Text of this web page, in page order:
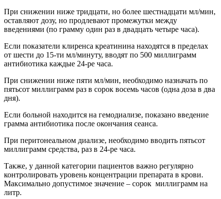
При снижении ниже тридцати, но более шестнадцати мл/мин,
оставляют дозу, но продлевают промежутки между
введениями (по грамму один раз в двадцать четыре часа).
Если показатели клиренса креатинина находятся в пределах
от шести до 15-ти мл/минуту, вводят по 500 миллиграмм
антибиотика каждые 24-ре часа.
При снижении ниже пяти мл/мин, необходимо назначать по
пятьсот миллиграмм раз в сорок восемь часов (одна доза в два
дня).
Если больной находится на гемодиализе, показано введение
грамма антибиотика после окончания сеанса.
При перитонеальном диализе, необходимо вводить пятьсот
миллиграмм средства, раз в 24-ре часа.
Также, у данной категории пациентов важно регулярно
контролировать уровень концентрации препарата в крови.
Максимально допустимое значение – сорок миллиграмм на
литр.